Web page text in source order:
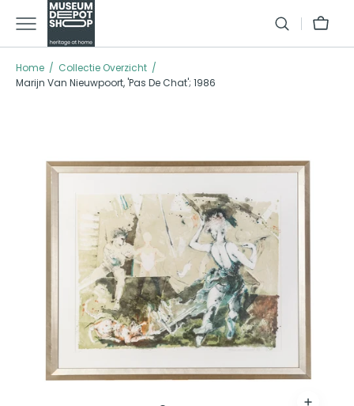
GA NAAR TEXT
Home
Collectie Overzicht
Marijn Van Nieuwpoort, 'Pas De Chat'; 1986
Open media 1 in galleria modus